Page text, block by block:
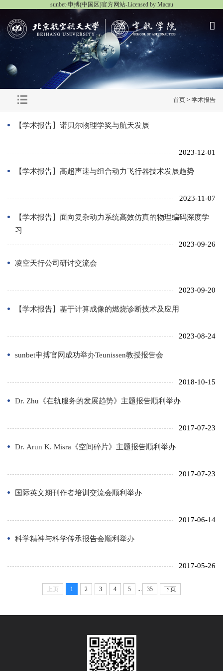
sunbet·申搏(中国区)官方网站-Licensed by Macau
首页 > 学术报告
【学术报告】诺贝尔物理学奖与航天发展
2023-12-01
【学术报告】高超声速与组合动力飞行器技术发展趋势
2023-11-07
【学术报告】面向复杂动力系统高效仿真的物理编码深度学
习
2023-09-26
凌空天行公司研讨交流会
2023-09-20
【学术报告】基于计算成像的燃烧诊断技术及应用
2023-08-24
sunbet申搏官网成功举办Teunissen教授报告会
2018-10-15
Dr. Zhu《在轨服务的发展趋势》主题报告顺利举办
2017-07-23
Dr. Arun K. Misra《空间碎片》主题报告顺利举办
2017-07-23
国际英文期刊作者培训交流会顺利举办
2017-06-14
科学精神与科学传承报告会顺利举办
2017-05-26
上页 1 2 3 4 5 35 下页